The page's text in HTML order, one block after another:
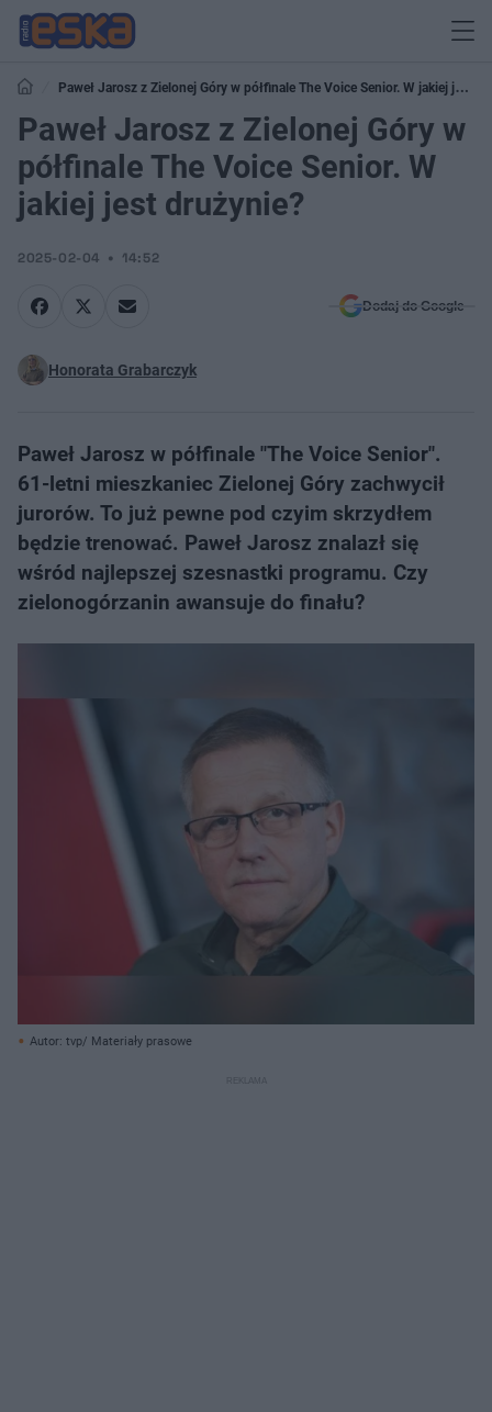
Paweł Jarosz z Zielonej Góry w półfinale The Voice Senior. W jakiej jest
drużynie?
Paweł Jarosz z Zielonej Góry w
półfinale The Voice Senior. W
jakiej jest drużynie?
2025-02-04 14:52
Dodaj do Google
Honorata Grabarczyk
Paweł Jarosz w półfinale "The Voice Senior".
61-letni mieszkaniec Zielonej Góry zachwycił
jurorów. To już pewne pod czyim skrzydłem
będzie trenować. Paweł Jarosz znalazł się
wśród najlepszej szesnastki programu. Czy
zielonogórzanin awansuje do finału?
Autor: tvp/ Materiały prasowe